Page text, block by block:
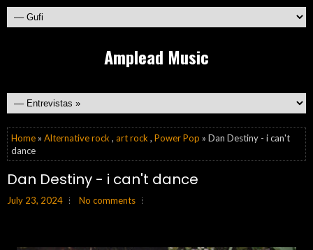
Amplead Music
Home » Alternative rock , art rock , Power Pop » Dan Destiny - i can't
dance
Dan Destiny - i can't dance
July 23, 2024 No comments